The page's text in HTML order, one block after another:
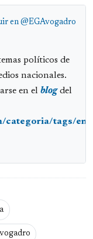
en @EGAvogadro
políticos de
nacionales.
en el blogdel
categoria/tags/